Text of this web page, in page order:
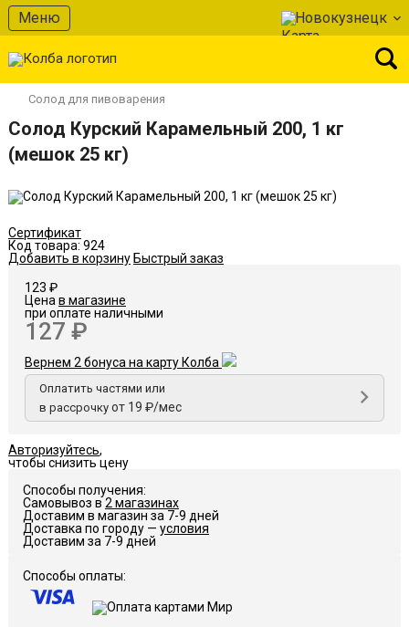
Меню Новокузнецк
Солод для пивоварения
Солод Курский Карамельный 200, 1 кг
(мешок 25 кг)
Сертификат
Код товара: 924
В избранное
Добавить в корзину Быстрый заказ
123 ₽
Цена в магазине
при оплате наличными
127 ₽
Вернем 2 бонуса на карту Колба
Оплатить частями или
в рассрочку от 19 ₽/мес
Авторизуйтесь,
чтобы снизить цену
Способы получения:
Самовывоз в 2 магазинах
Доставим в магазин за 7-9 дней
Доставка по городу — условия
Доставим за 7-9 дней
Способы оплаты: